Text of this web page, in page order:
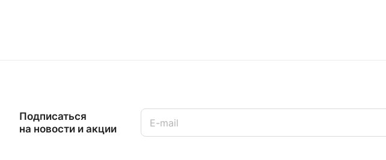
Подписаться
на новости и акции